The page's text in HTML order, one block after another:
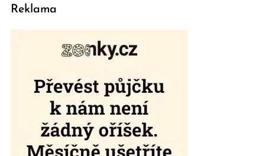
Reklama